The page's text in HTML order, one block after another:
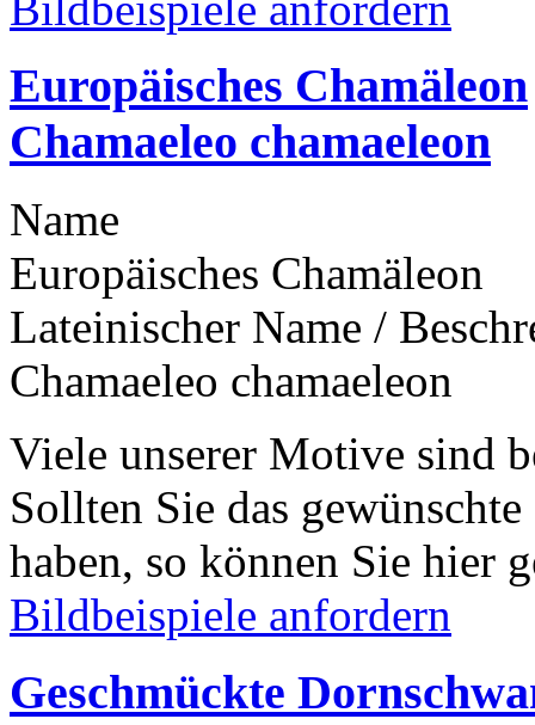
Europäisches Chamäleon
Chamaeleo chamaeleon
Name
Europäisches Chamäleon
Lateinischer Name /
Chamaeleo chamaeleon
Viele unserer Motive sind
Sollten Sie das
haben, so können Sie hier
Bildbeispiele anfordern
Geschmückte